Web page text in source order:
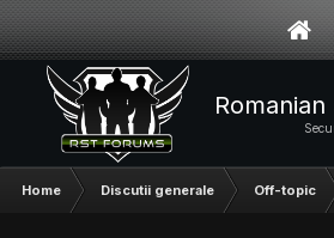
Home Discutii generale Off-topic